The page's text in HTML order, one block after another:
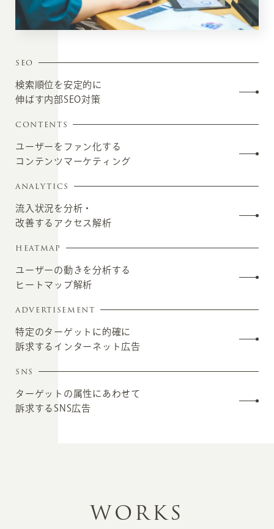
SEO
検索順位を安定的に
伸ばす内部SEO対策
CONTENTS
ユーザーをファン化する
コンテンツマーケティング
ANALYTICS
流入状況を分析・
改善するアクセス解析
HEATMAP
ユーザーの動きを分析する
ヒートマップ解析
ADVERTISEMENT
特定のターゲットに的確に
訴求するインターネット広告
SNS
ターゲットの属性にあわせて
訴求するSNS広告
WORKS